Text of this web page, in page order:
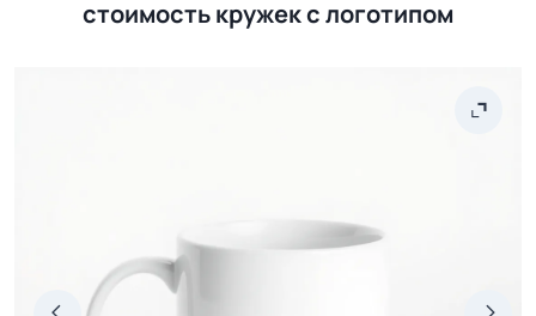
стоимость кружек с логотипом